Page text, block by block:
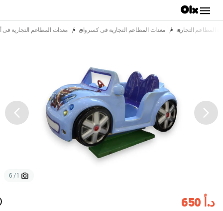
معدات المطاعم التجارية فى / معدات المطاعم التجارية فى كسروان / المطاعم التجارية
1 / 6
د.أ 650